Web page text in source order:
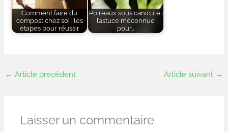
Comment faire du
compost chez soi : les
étapes pour réussir
Poireaux sous canicule :
l’astuce méconnue
pour…
← Article précédent Article suivant →
Laisser un commentaire